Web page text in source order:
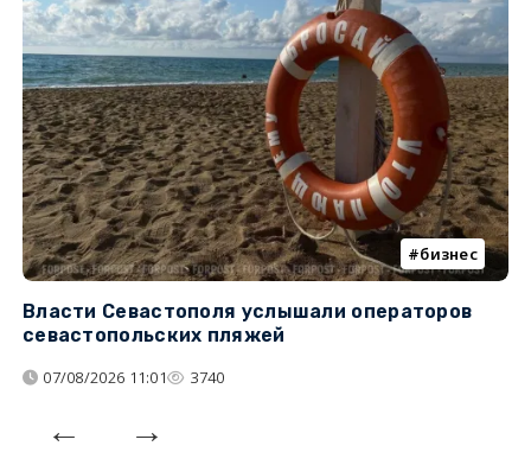
бизнес
Власти Севастополя услышали операторов
севастопольских пляжей
07/08/2026 11:01 3740